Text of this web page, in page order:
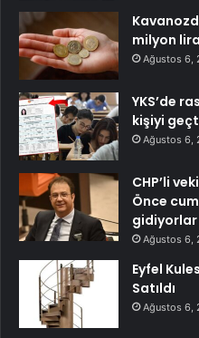
milyon
Ağustos 6,
YKS’de
kişiyi
Ağustos 6,
CHP’li
Önce
gidiyorlar
Ağustos 6,
Eyfel
Satıldı
Ağustos 6,